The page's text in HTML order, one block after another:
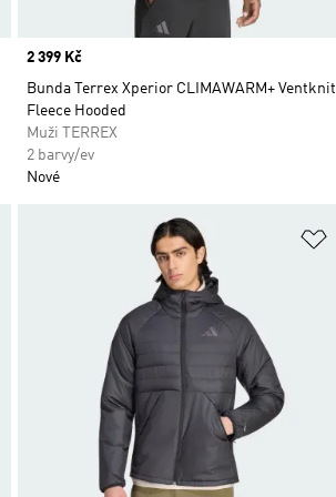
Price
2 399 Kč
Bunda Terrex Xperior CLIMAWARM+ Ventknit
Fleece Hooded
Muži TERREX
2 barvy/ev
Nové
Přidat do seznamu přání